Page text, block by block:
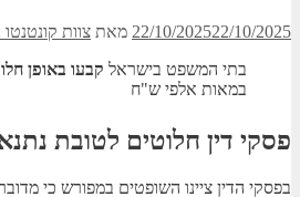
22/10/202522/10/2025 מאת צוות קונטנטו
בתי המשפט בישראל קבעו באופן
במאות אלפי ש"ח
פסקי דין חלוטים לטובת
בפסקי הדין ציינו השופטים במפורש כי